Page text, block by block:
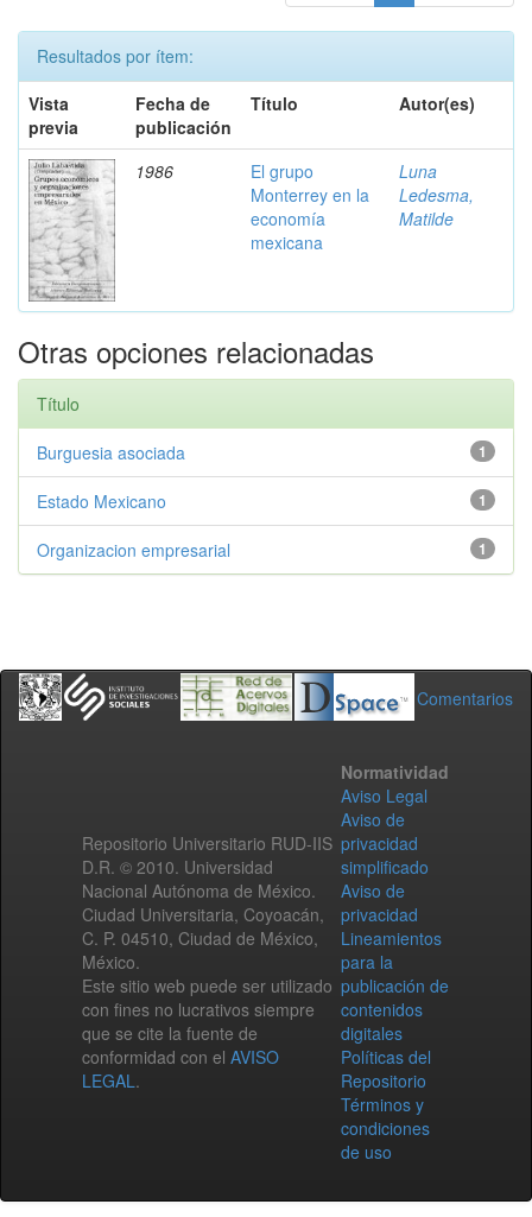
Resultados por ítem:
Vista
previa
Fecha de
publicación
Título Autor(es)
1986
El grupo
Monterrey en la
economía
mexicana
Luna
Ledesma,
Matilde
Otras opciones relacionadas
Título
1
Burguesia asociada
1
Estado Mexicano
1
Organizacion empresarial
Comentarios
Repositorio Universitario RUD-IIS
D.R. © 2010. Universidad
Nacional Autónoma de México.
Ciudad Universitaria, Coyoacán,
C. P. 04510, Ciudad de México,
México.
Este sitio web puede ser utilizado
con fines no lucrativos siempre
que se cite la fuente de
conformidad con el AVISO
LEGAL.
Normatividad
Aviso Legal
Aviso de
privacidad
simplificado
Aviso de
privacidad
Lineamientos
para la
publicación de
contenidos
digitales
Políticas del
Repositorio
Términos y
condiciones
de uso